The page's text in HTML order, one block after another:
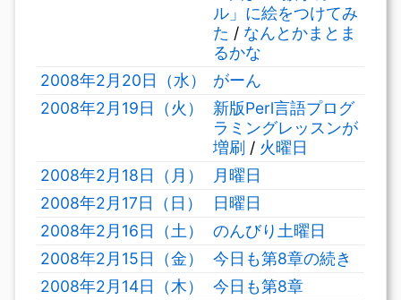
ル」に絵をつけてみ
た / なんとかまとま
るかな
2008年2月20日（水）
がーん
2008年2月19日（火）
新版Perl言語プログ
ラミングレッスンが
増刷 / 火曜日
2008年2月18日（月）
月曜日
2008年2月17日（日）
日曜日
2008年2月16日（土）
のんびり土曜日
2008年2月15日（金）
今日も第8章の続き
2008年2月14日（木）
今日も第8章